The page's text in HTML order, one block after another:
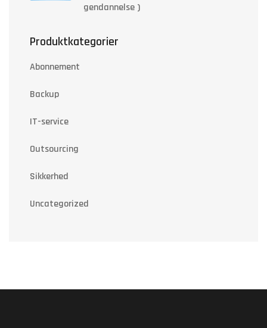
gendannelse )
Produktkategorier
Abonnement
Backup
IT-service
Outsourcing
Sikkerhed
Uncategorized